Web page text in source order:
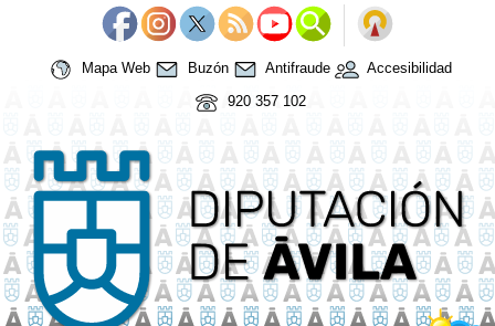
Mapa Web Buzón Antifraude
Accesibilidad
920 357 102